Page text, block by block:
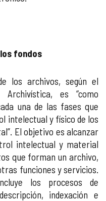
fondos
los archivos, según el
Archivística, es “como
una de las fases que
intelectual y físico de los
El objetivo es alcanzar
intelectual y material
que forman un archivo,
funciones y servicios.
los procesos de
indexación e